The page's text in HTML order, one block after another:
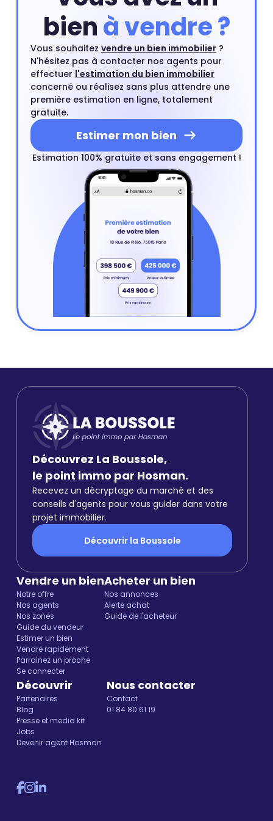
bienà vendre ?
Vous souhaitez vendre un bien immobilier ?
N'hésitez pas à contacter nos agents pour
effectuer l'estimation du bien immobilier
concerné ou réalisez sans plus attendre une
première estimation en ligne, totalement
gratuite.
Estimer mon bien
Estimation 100% gratuite et sans engagement !
Découvrez La Boussole,
le point immo par Hosman.
Recevez un décryptage du marché et des
conseils d'agents pour vous guider dans votre
projet immobilier.
Découvrir la Boussole
Vendre un bien
Notre offre
Nos agents
Nos zones
Guide du vendeur
Estimer un bien
Vendre rapidement
Parrainez un proche
Se connecter
Acheter un bien
Nos annonces
Alerte achat
Guide de l'acheteur
Découvrir
Partenaires
Blog
Presse et media kit
Jobs
Devenir agent Hosman
Nous contacter
Contact
01 84 80 61 19